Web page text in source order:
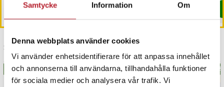
Samtycke Information Om
Denna webbplats använder cookies
Vi använder enhetsidentifierare för att anpassa innehållet
och annonserna till användarna, tillhandahålla funktioner
för sociala medier och analysera vår trafik. Vi
Köp
Senast besökta
BÄSTSÄLJARE